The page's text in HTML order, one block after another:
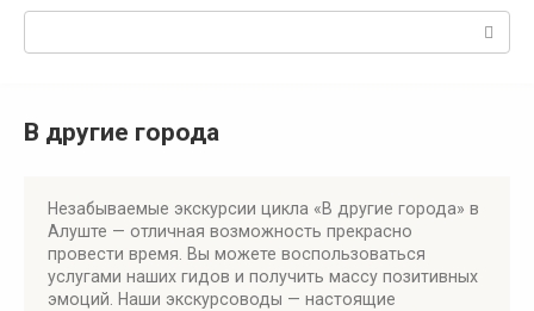
В другие города
Незабываемые экскурсии цикла «В другие города» в
Алуште — отличная возможность прекрасно
провести время. Вы можете воспользоваться
услугами наших гидов и получить массу позитивных
эмоций. Наши экскурсоводы — настоящие